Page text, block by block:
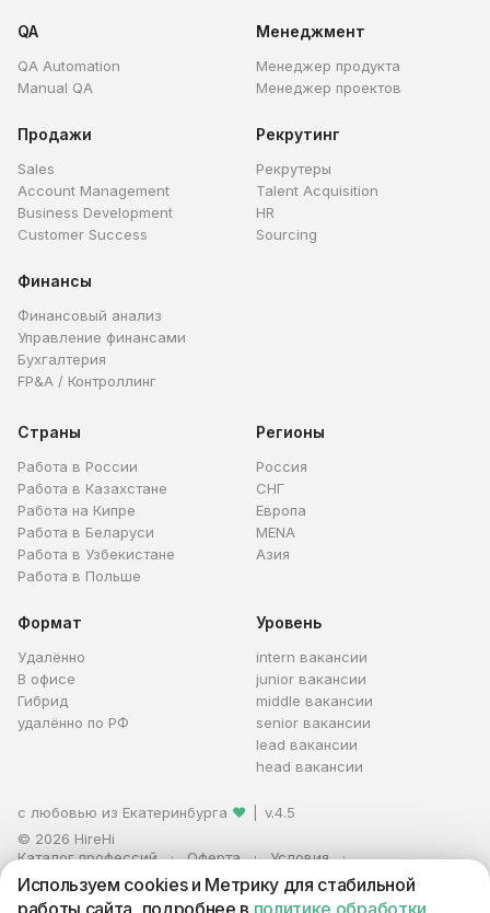
QA
QA Automation
Manual QA
Менеджмент
Менеджер продукта
Менеджер проектов
Продажи
Sales
Account Management
Business Development
Customer Success
Рекрутинг
Рекрутеры
Talent Acquisition
HR
Sourcing
Финансы
Финансовый анализ
Управление финансами
Бухгалтерия
FP&A / Контроллинг
Страны
Работа в России
Работа в Казахстане
Работа на Кипре
Работа в Беларуси
Работа в Узбекистане
Работа в Польше
Регионы
Россия
СНГ
Европа
MENA
Азия
Формат
Удалённо
В офисе
Гибрид
удалённо по РФ
Уровень
intern вакансии
junior вакансии
middle вакансии
senior вакансии
lead вакансии
head вакансии
с любовью из Екатеринбурга ❤
v.4.5
© 2026 HireHi
Каталог профессий
Оферта
Условия
Персональные данные
Реклама
ИП Захаров Антон Алексеевич · ИНН 663005711880 · ОГРНИП
Используем cookies и Метрику для стабильной
работы сайта, подробнее в политике обработки